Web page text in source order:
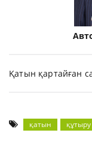
Қатын қартайған
қатын құтыру